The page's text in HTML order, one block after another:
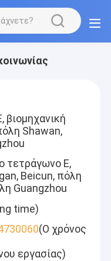
βιομηχανική
Shawan,
τετράγωνο Ε,
Beicun, πόλη
Guangzhou
time)
(Ο χρόνος
εργασίας)